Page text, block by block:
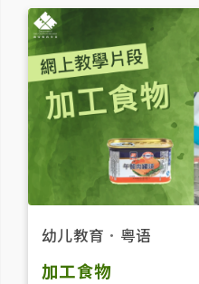
幼儿教育 ． 粤语
加工食物